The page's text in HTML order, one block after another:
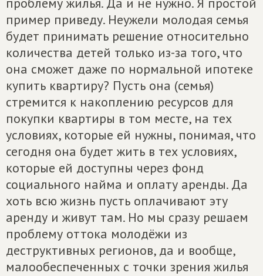
пример приведу. Неужели молодая семья
будет принимать решение относительно
количества детей только из-за того, что
она сможет даже по нормальной ипотеке
купить квартиру? Пусть она (семья)
стремится к накоплению ресурсов для
покупки квартиры в том месте, на тех
условиях, которые ей нужны, понимая, что
сегодня она будет жить в тех условиях,
которые ей доступны через фонд
социального найма и оплату аренды. Да
хоть всю жизнь пусть оплачивают эту
аренду и живут там. Но мы сразу решаем
проблему оттока молодёжи из
деструктивных регионов, да и вообще,
малообеспеченных с точки зрения жилья